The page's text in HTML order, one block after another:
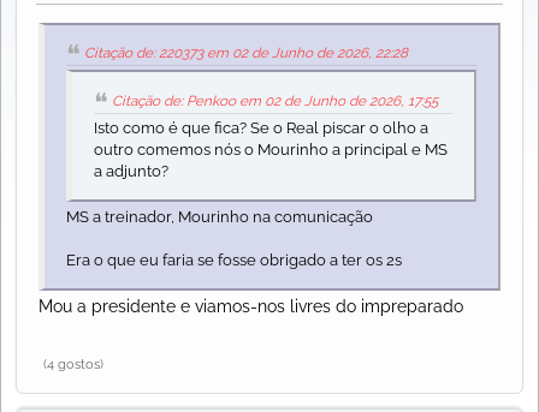
Citação de: 220373 em 02 de Junho de 2026, 22:28
Citação de: Penkoo em 02 de Junho de 2026, 17:55
Isto como é que fica? Se o Real piscar o olho a
outro comemos nós o Mourinho a principal e MS
a adjunto?
MS a treinador, Mourinho na comunicação
Era o que eu faria se fosse obrigado a ter os 2s
Mou a presidente e viamos-nos livres do impreparado
(4 gostos)